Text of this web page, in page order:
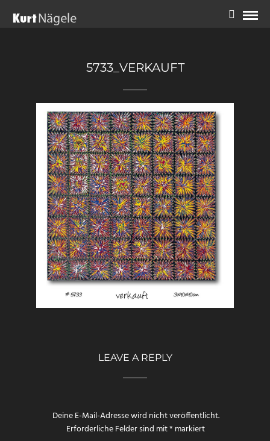
5733_VERKAUFT
LEAVE A REPLY
Deine E-Mail-Adresse wird nicht veröffentlicht.
Erforderliche Felder sind mit*markiert